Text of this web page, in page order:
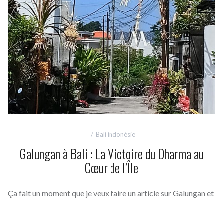
Bali indonésie
Galungan à Bali : La Victoire du Dharma au
Cœur de l’Île
Ça fait un moment que je veux faire un article sur Galungan et